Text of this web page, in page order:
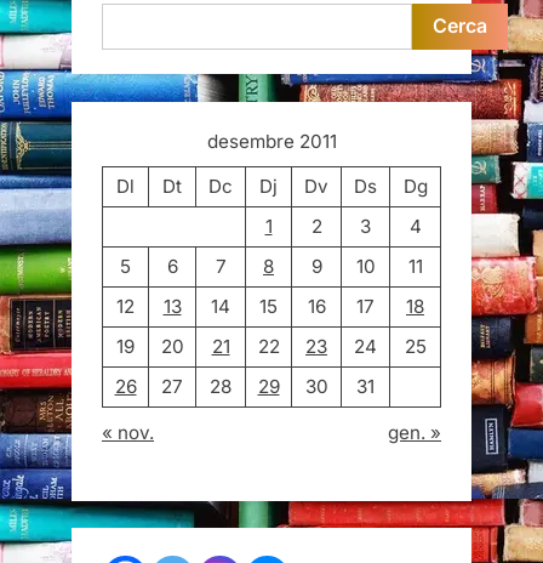
Cerca
desembre 2011
Dl
Dt Dc Dj Dv Ds
Dg
1
2 3
4
5
6 7 8 9 10
11
12
13 14 15 16 17
18
19
20 21 22 23 24
25
26
27 28 29 30
31
« nov.
gen. »